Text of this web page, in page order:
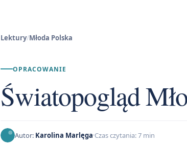
Lektury/Młoda Polska
OPRACOWANIE
Światopogląd
Autor: Karolina Marlęga Czas czytania: 7 min